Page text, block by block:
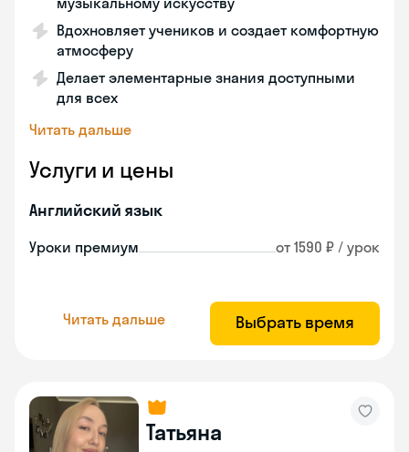
Вдохновляет учеников и создает комфортную
атмосферу
Делает элементарные знания доступными
для всех
Читать дальше
Услуги и цены
Английский язык
Уроки премиум от 1590 ₽ / урок
Читать дальше Выбрать время
Татьяна